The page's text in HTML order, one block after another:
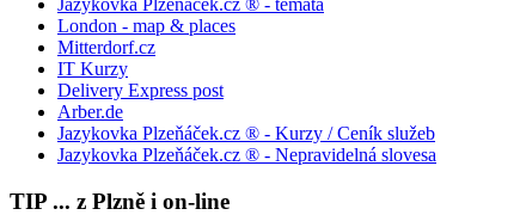
London - map & places
Mitterdorf.cz
IT Kurzy
Delivery Express post
Arber.de
Jazykovka Plzeňáček.cz ® - Kurzy / Ceník služeb
Jazykovka Plzeňáček.cz ® - Nepravidelná slovesa
TIP ... z Plzně i on-line